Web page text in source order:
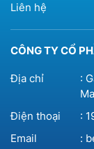
CÔNG TY CỔ
Địa chỉ
:
Điện thoại
:
Email
:
Liên hệ